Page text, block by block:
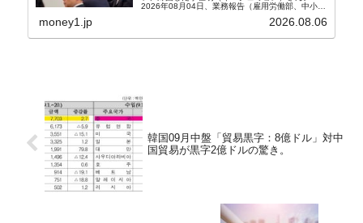
2026年08月04日、業務報告（雇用労働部、中小ベ
上、韓国大統領に成りおおせた李在明（イ・ジェミ
money1.jp 2026.08.06
韓国09月中盤「貿易黒字：8億ドル」対中
国貿易が黒字2億ドルの驚き。